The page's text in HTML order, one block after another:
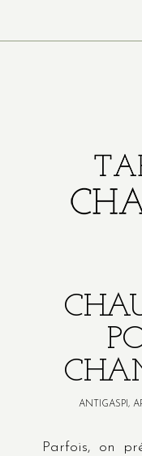
ANTIGASPI ,
Parfois, on